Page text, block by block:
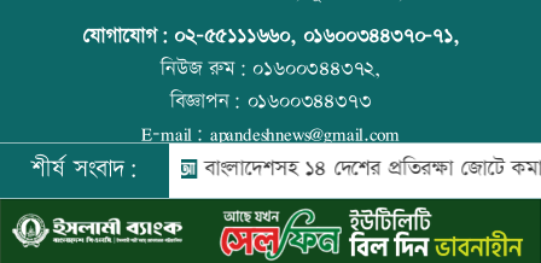
দুর্নীতির বিরুদ্ধে কঠোর অবস্থান নিতে হবে:
প্রতিমন্ত্রী নুর
দল ভারী করতে আ’লীগকে রাজনীতি করতে
জুড়ে অপপ্রচার: এলিন
কোরআন-হাদিসে নামাজ না পড়ার শাস্তি
যোগাযোগ: ০২-৫৫১১১৬৬০, ০১৬০০৩৪৪৩৭০-৭১,
নিউজ রুম:০১৬০০৩৪৪৩৭২,
বিজ্ঞাপন: ০১৬০০৩৪৪৩৭৩
E-mail: apandeshnews@gmail.com
©২০২৬ |আপন দেশ ডটকমকর্তৃক সর্বসত্ব ® সংরক্ষিত | উন্নয়নে
ইমিথমেকারস.কম
শীর্ষ সংবাদ:বাংলাদেশসহ ১৪ দেশের প্রতিরক্ষা জোটে কমান্ডার